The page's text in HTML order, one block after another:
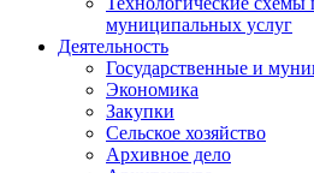
муниципальных услуг
Деятельность
Государственные и
Экономика
Закупки
Сельское хозяйство
Архивное дело